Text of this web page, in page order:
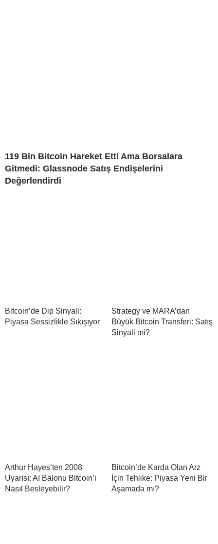
119 Bin Bitcoin Hareket Etti Ama Borsalara
Gitmedi: Glassnode Satış Endişelerini
Değerlendirdi
Bitcoin’de Dip Sinyali:
Piyasa Sessizlikle Sıkışıyor
Strategy ve MARA’dan
Büyük Bitcoin Transferi: Satış
Sinyali mi?
Arthur Hayes’ten 2008
Uyarısı: AI Balonu Bitcoin’i
Nasıl Besleyebilir?
Bitcoin’de Karda Olan Arz
İçin Tehlike: Piyasa Yeni Bir
Aşamada mı?